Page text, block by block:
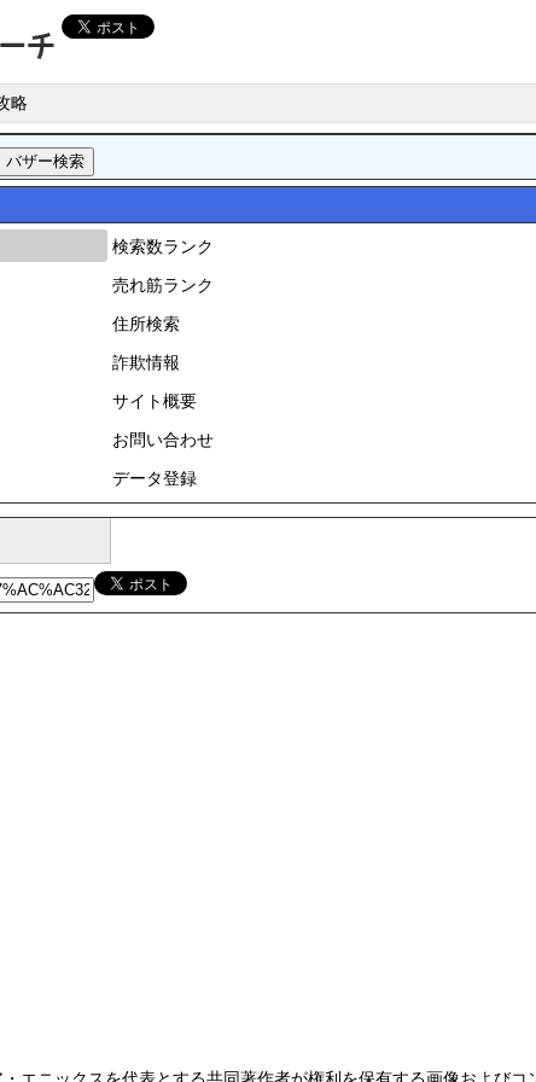
略
検索数ランク
売れ筋ランク
住所検索
詐欺情報
サイト概要
お問い合わせ
データ登録